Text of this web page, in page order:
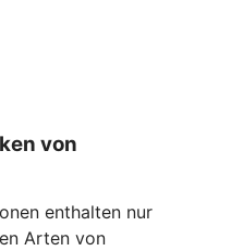
von
enthalten nur
Arten von